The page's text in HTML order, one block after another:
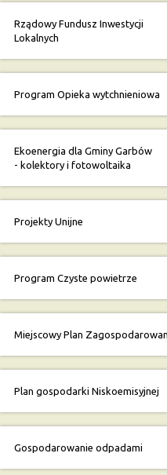
Rządowy Fundusz Inwestycji
Lokalnych
Program Opieka wytchnieniowa
Ekoenergia dla Gminy Garbów
- kolektory i fotowoltaika
Projekty Unijne
Program Czyste powietrze
Miejscowy Plan
Plan gospodarki Niskoemisyjnej
Gospodarowanie odpadami